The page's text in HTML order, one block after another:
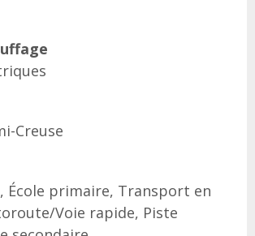
Creuse
École primaire, Transport en
Voie rapide, Piste